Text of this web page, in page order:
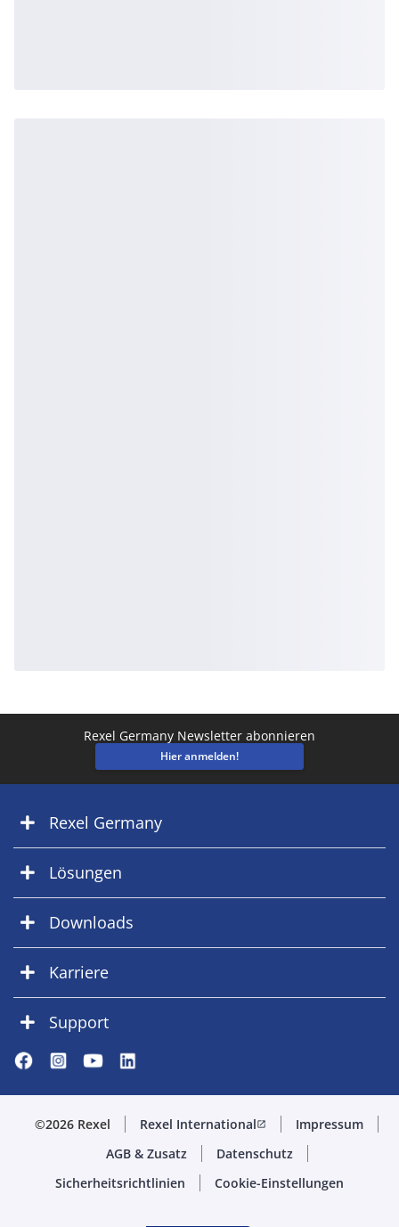
Rexel Germany Newsletter abonnieren
Hier anmelden!
Rexel Germany
Lösungen
Downloads
Karriere
Support
©2026 Rexel Rexel Internationalopen_in_new
Impressum
AGB & Zusatz
Datenschutz
Sicherheitsrichtlinien
Cookie-Einstellungen